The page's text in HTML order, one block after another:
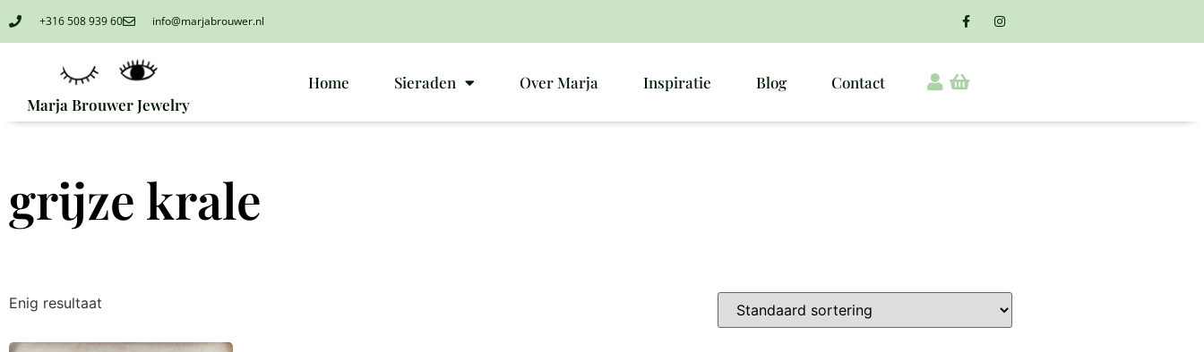
+316 508 939 60 info@marjabrouwer.nl
Marja Brouwer Jewelry
Home Sieraden Over Marja Inspiratie Blog Contact
grijze krale
Enig resultaat